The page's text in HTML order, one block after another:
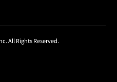
All Rights Reserved.